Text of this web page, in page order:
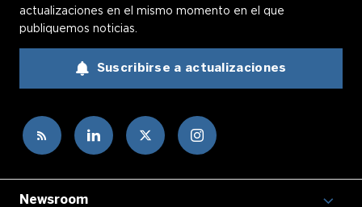
actualizaciones en el mismo momento en el que
publiquemos noticias.
Suscribirse a actualizaciones
Newsroom